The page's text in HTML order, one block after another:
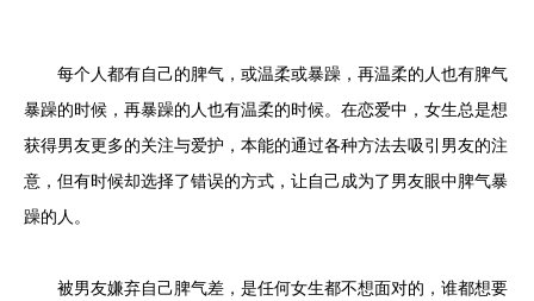
每个人都有自己的脾气，或温柔或暴躁，再温柔的人也有脾气
暴躁的时候，再暴躁的人也有温柔的时候。在恋爱中，女生总是想
获得男友更多的关注与爱护，本能的通过各种方法去吸引男友的注
意，但有时候却选择了错误的方式，让自己成为了男友眼中脾气暴
躁的人。
被男友嫌弃自己脾气差，是任何女生都不想面对的，谁都想要